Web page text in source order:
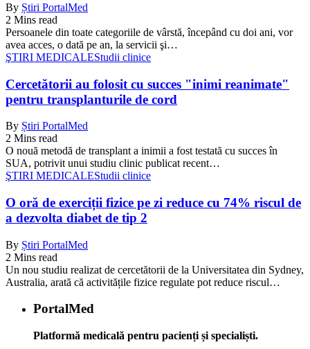
By Știri PortalMed
2 Mins read
Persoanele din toate categoriile de vârstă, începând cu doi ani, vor
avea acces, o dată pe an, la servicii şi…
ŞTIRI MEDICALEStudii clinice
Cercetătorii au folosit cu succes "inimi reanimate"
pentru transplanturile de cord
By Știri PortalMed
2 Mins read
O nouă metodă de transplant a inimii a fost testată cu succes în
SUA, potrivit unui studiu clinic publicat recent…
ŞTIRI MEDICALEStudii clinice
O oră de exerciții fizice pe zi reduce cu 74% riscul de
a dezvolta diabet de tip 2
By Știri PortalMed
2 Mins read
Un nou studiu realizat de cercetătorii de la Universitatea din Sydney,
Australia, arată că activitățile fizice regulate pot reduce riscul…
PortalMed
Platformă medicală pentru pacienți și specialiști.